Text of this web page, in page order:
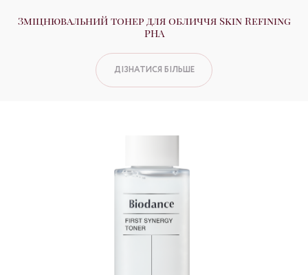
Зміцнювальний тонер для обличчя Skin Refining
PHA
ДІЗНАТИСЯ БІЛЬШЕ